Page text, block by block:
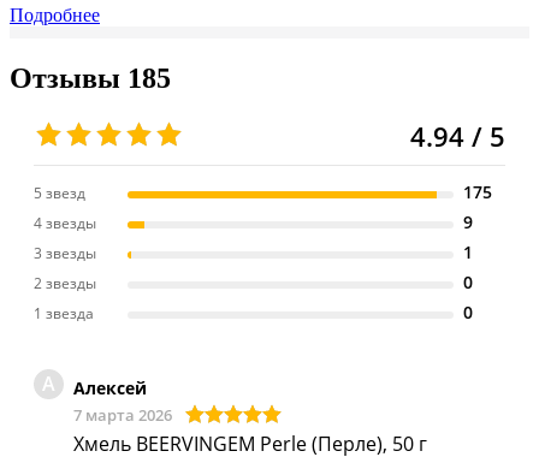
Подробнее
Отзывы 185
4.94 / 5
5 звезд 175
4 звезды 9
3 звезды 1
2 звезды 0
1 звезда 0
А Алексей
7 марта 2026
Хмель BEERVINGEM Perle (Перле), 50 г